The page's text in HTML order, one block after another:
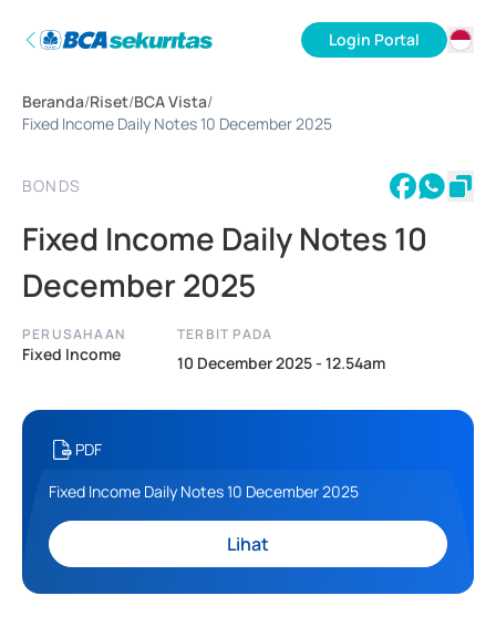
Login Portal
Beranda/Riset/BCA Vista/
Fixed Income Daily Notes 10 December 2025
BONDS
Fixed Income Daily Notes 10
December 2025
PERUSAHAAN
Fixed Income
TERBIT PADA
10 December 2025 - 12.54am
PDF
Fixed Income Daily Notes 10 December 2025
Lihat